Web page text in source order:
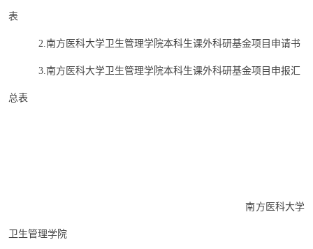
表
2.南方医科大学卫生管理学院本科生课外科研基金项目申请书
3.南方医科大学卫生管理学院本科生课外科研基金项目申报汇
总表
南方医科大学
卫生管理学院